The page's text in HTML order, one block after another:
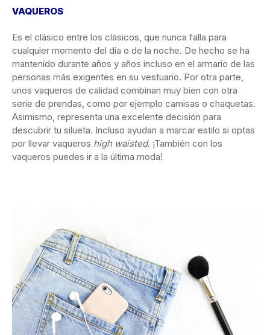
VAQUEROS
Es el clásico entre los clásicos, que nunca falla para
cualquier momento del día o de la noche. De hecho se ha
mantenido durante años y años incluso en el armario de las
personas más exigentes en su vestuario. Por otra parte,
unos vaqueros de calidad combinan muy bien con otra
serie de prendas, como por ejemplo camisas o chaquetas.
Asimismo, representa una excelente decisión para
descubrir tu silueta. Incluso ayudan a marcar estilo si optas
por llevar vaqueros high waisted. ¡También con los
vaqueros puedes ir a la última moda!